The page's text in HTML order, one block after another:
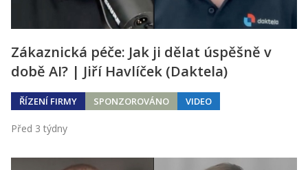
Zákaznická péče: Jak ji dělat úspěšně v
době AI? | Jiří Havlíček (Daktela)
ŘÍZENÍ FIRMY SPONZOROVÁNO VIDEO
Před 3 týdny